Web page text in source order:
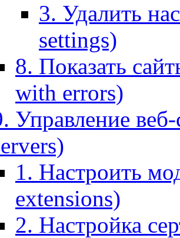
3. Удалить
settings)
8. Показать
with errors)
Управление
1. Настроить
extensions)
2. Настройка